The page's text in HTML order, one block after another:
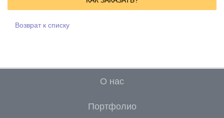
Возврат к списку
О нас
Портфолио